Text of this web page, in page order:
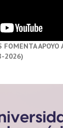
FOMENTA APOYO
2026)